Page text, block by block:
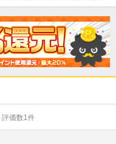
評価数1件